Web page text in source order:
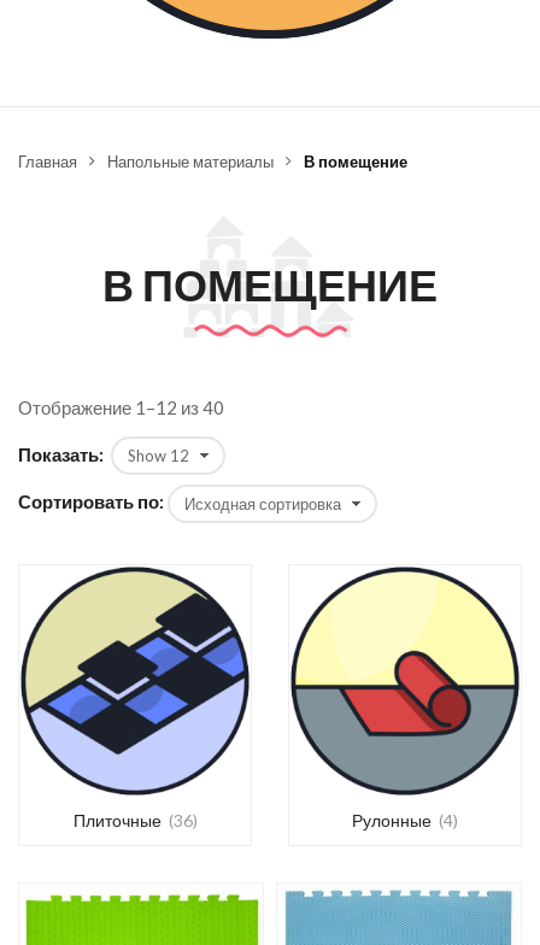
Главная Напольные материалы В помещение
В ПОМЕЩЕНИЕ
Отображение 1–12 из 40
Показать:
Сортировать по:
Плиточные (36) Рулонные (4)